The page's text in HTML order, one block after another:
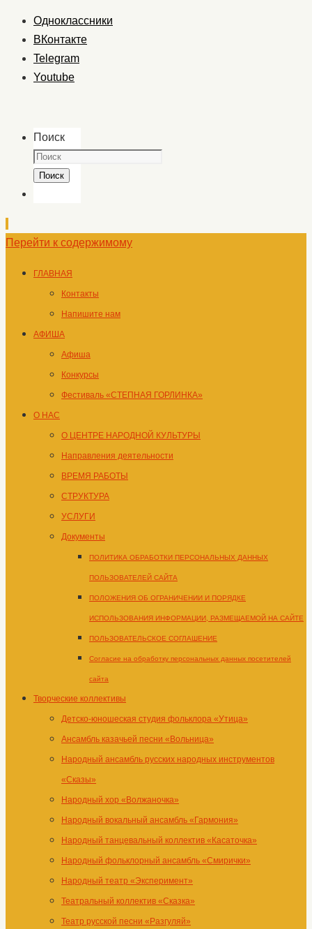
Одноклассники
ВКонтакте
Telegram
Youtube
Поиск
Поиск
Перейти к содержимому
ГЛАВНАЯ
Контакты
Напишите нам
АФИША
Афиша
Конкурсы
Фестиваль «СТЕПНАЯ ГОРЛИНКА»
О НАС
О ЦЕНТРЕ НАРОДНОЙ КУЛЬТУРЫ
Направления деятельности
ВРЕМЯ РАБОТЫ
СТРУКТУРА
УСЛУГИ
Документы
ПОЛИТИКА ОБРАБОТКИ ПЕРСОНАЛЬНЫХ ДАННЫХ
ПОЛЬЗОВАТЕЛЕЙ САЙТА
ПОЛОЖЕНИЯ ОБ ОГРАНИЧЕНИИ И ПОРЯДКЕ
ИСПОЛЬЗОВАНИЯ ИНФОРМАЦИИ, РАЗМЕЩАЕМОЙ НА САЙТЕ
ПОЛЬЗОВАТЕЛЬСКОЕ СОГЛАШЕНИЕ
Согласие на обработку персональных данных посетителей
сайта
Творческие коллективы
Детско-юношеская студия фольклора «Утица»
Ансамбль казачьей песни «Вольница»
Народный ансамбль русских народных инструментов
«Сказы»
Народный хор «Волжаночка»
Народный вокальный ансамбль «Гармония»
Народный танцевальный коллектив «Касаточка»
Народный фольклорный ансамбль «Смирички»
Народный театр «Эксперимент»
Театральный коллектив «Сказка»
Театр русской песни «Разгуляй»